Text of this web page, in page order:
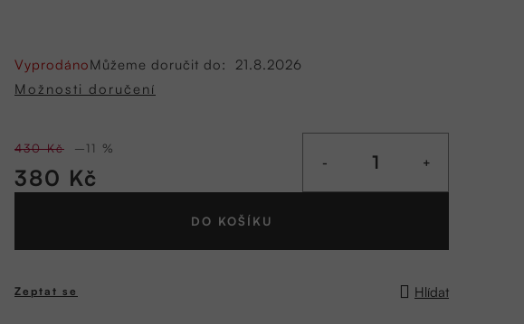
VyprodánoMůžeme doručit do:
21.8.2026
Možnosti doručení
430 Kč –11 %
380 Kč
DO KOŠÍKU
Zeptat se Hlídat